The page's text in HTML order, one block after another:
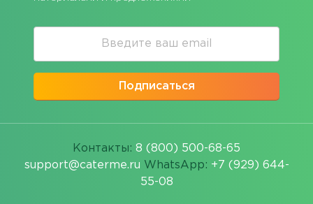
Подписаться
Контакты: 8 (800) 500-68-65
support@caterme.ru WhatsApp: +7 (929) 644-
55-08